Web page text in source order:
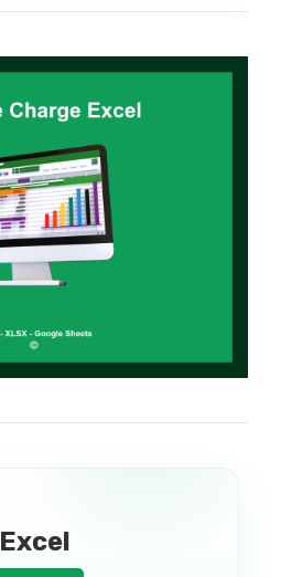
Excel